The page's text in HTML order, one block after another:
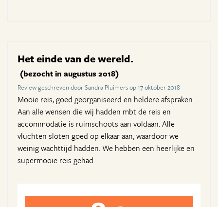
Het einde van de wereld.
(bezocht in augustus 2018)
Review geschreven door Sandra Pluimers op 17 oktober 2018
Mooie reis, goed georganiseerd en heldere afspraken.
Aan alle wensen die wij hadden mbt de reis en
accommodatie is ruimschoots aan voldaan. Alle
vluchten sloten goed op elkaar aan, waardoor we
weinig wachttijd hadden. We hebben een heerlijke en
supermooie reis gehad.